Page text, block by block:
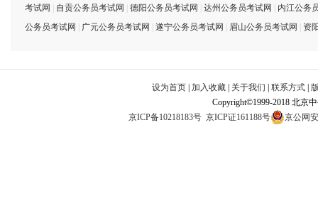
考试网
自贡公务员考试网 德阳公务员考试网 达州公务员考试网
内江公务
公务员考试网
广元公务员考试网 遂宁公务员考试网 眉山公务员考试网 资
设为首页 加入收藏 关于我们 联系方式
Copyright©1999-2018 北京
京ICP备10218183号 京ICP证161188号 京公网